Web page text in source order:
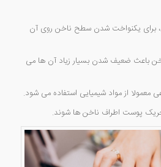
برای یکنواخت شدن سطح ناخن روی آن
باعث ضعیف شدن بسیار زیاد آن ها می
از مواد شیمیایی استفاده می شود.
پوست اطراف ناخن ها شوند.